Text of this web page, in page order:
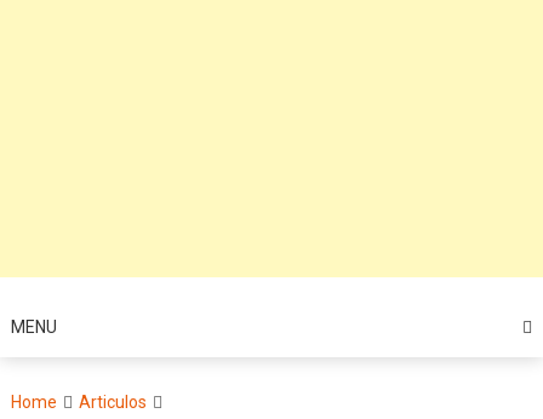
MENU
Home
Articulos